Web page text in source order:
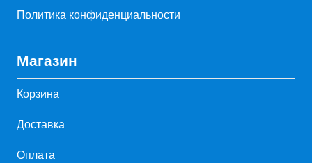
Политика конфиденциальности
Магазин
Корзина
Доставка
Оплата